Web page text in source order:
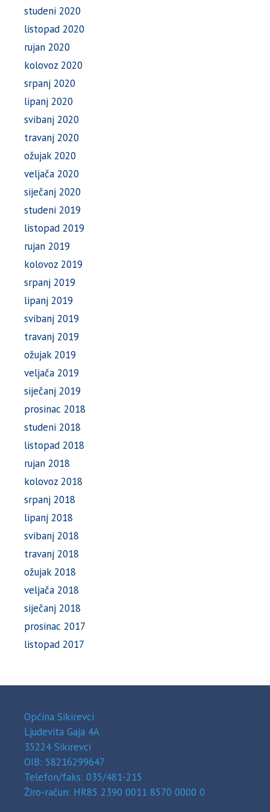
studeni 2020
listopad 2020
rujan 2020
kolovoz 2020
srpanj 2020
lipanj 2020
svibanj 2020
travanj 2020
ožujak 2020
veljača 2020
siječanj 2020
studeni 2019
listopad 2019
rujan 2019
kolovoz 2019
srpanj 2019
lipanj 2019
svibanj 2019
travanj 2019
ožujak 2019
veljača 2019
siječanj 2019
prosinac 2018
studeni 2018
listopad 2018
rujan 2018
kolovoz 2018
srpanj 2018
lipanj 2018
svibanj 2018
travanj 2018
ožujak 2018
veljača 2018
siječanj 2018
prosinac 2017
listopad 2017
Općina Sikirevci
Ljudevita Gaja 4A
35224 Sikirevci
OIB: 58216299647
Telefon/faks: 035/481-215
Žiro-račun: HR85 2390 0011 8570 0000 0